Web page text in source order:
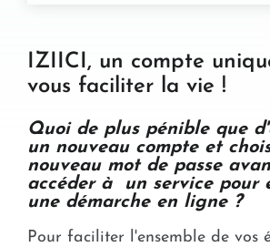
IZIICI, un compte
vous faciliter la vie !
Quoi de plus pénible que
un nouveau compte et
nouveau mot de passe
accéder à un service pour
une démarche en ligne ?
Pour faciliter l'ensemble de vos